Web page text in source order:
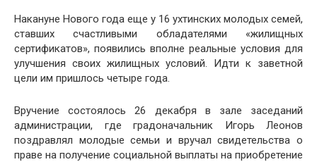
Накануне Нового года еще у 16 ухтинских молодых семей,
ставших счастливыми обладателями «жилищных
сертификатов», появились вполне реальные условия для
улучшения своих жилищных условий. Идти к заветной
цели им пришлось четыре года.
Вручение состоялось 26 декабря в зале заседаний
администрации, где градоначальник Игорь Леонов
поздравлял молодые семьи и вручал свидетельства о
праве на получение социальной выплаты на приобретение